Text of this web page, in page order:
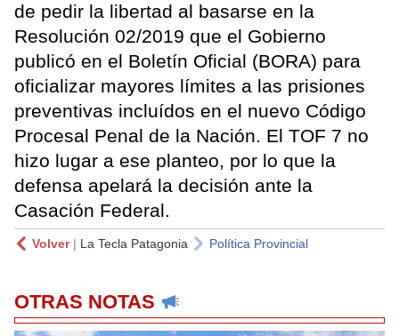
de pedir la libertad al basarse en la
Resolución 02/2019 que el Gobierno
publicó en el Boletín Oficial (BORA) para
oficializar mayores límites a las prisiones
preventivas incluídos en el nuevo Código
Procesal Penal de la Nación. El TOF 7 no
hizo lugar a ese planteo, por lo que la
defensa apelará la decisión ante la
Casación Federal.
Volver| La Tecla Patagonia Política Provincial
OTRAS NOTAS